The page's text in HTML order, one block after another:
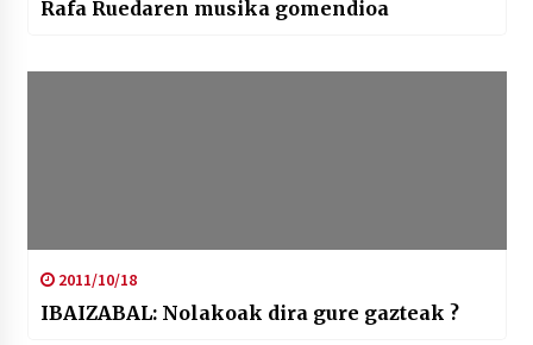
Rafa Ruedaren musika gomendioa
2011/10/18
IBAIZABAL: Nolakoak dira gure gazteak ?